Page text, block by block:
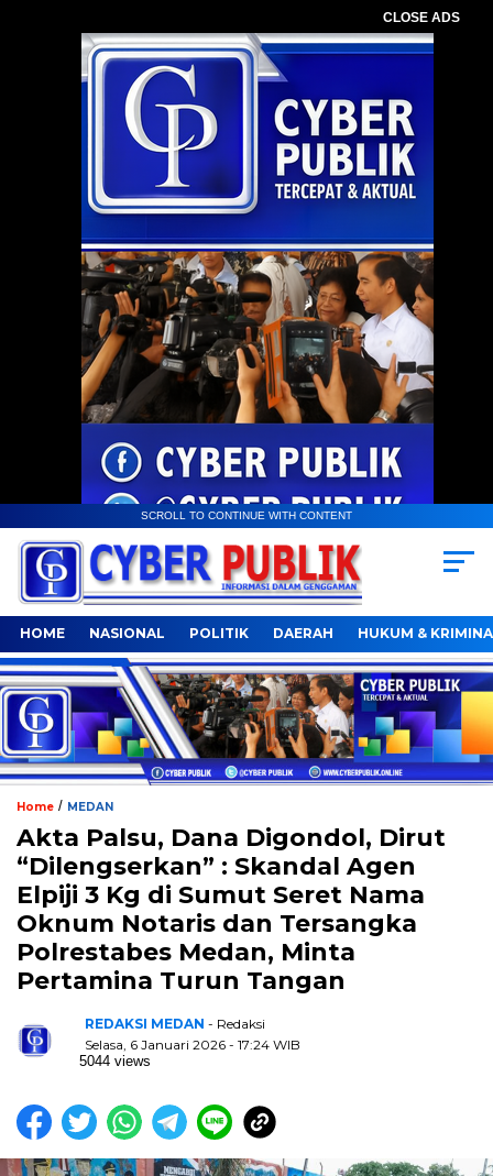
CLOSE ADS
SCROLL TO CONTINUE WITH CONTENT
HOME NASIONAL POLITIK DAERAH HUKUM &
Home / MEDAN
Akta Palsu, Dana Digondol, Dirut
“Dilengserkan” : Skandal Agen
Elpiji 3 Kg di Sumut Seret Nama
Oknum Notaris dan Tersangka
Polrestabes Medan, Minta
Pertamina Turun Tangan
REDAKSI MEDAN - Redaksi
Selasa, 6 Januari 2026 - 17:24 WIB
5044 views